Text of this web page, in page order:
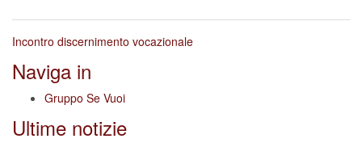
Incontro discernimento vocazionale
Naviga in
Gruppo Se Vuoi
Ultime notizie